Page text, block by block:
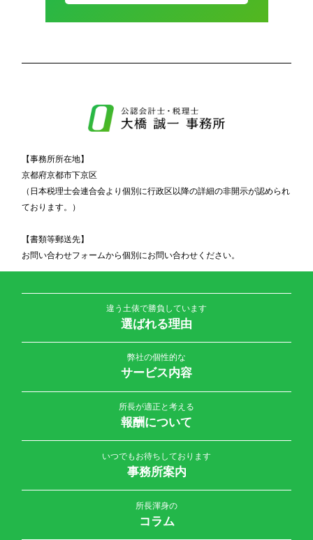
【事務所所在地】
京都府京都市下京区
（日本税理士会連合会より個別に行政区以降の詳細の非開示が認められ
ております。）
【書類等郵送先】
お問い合わせフォームから個別にお問い合わせください。
違う土俵で勝負しています
選ばれる理由
弊社の個性的な
サービス内容
所長が適正と考える
報酬について
いつでもお待ちしております
事務所案内
所長渾身の
コラム